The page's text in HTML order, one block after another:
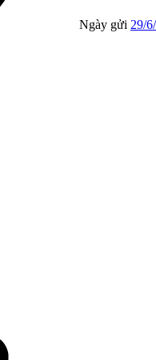
Ngày gửi 29/